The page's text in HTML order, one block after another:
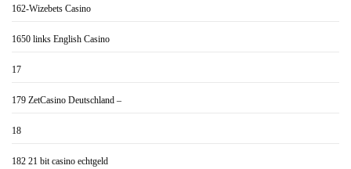
162-Wizebets Casino
1650 links English Casino
17
179 ZetCasino Deutschland –
18
182 21 bit casino echtgeld